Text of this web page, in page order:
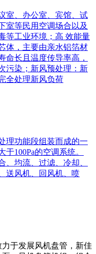
室、办公室、宾馆、试
室等民用空调场合以及
等工业环境；高 效能量
体，主要由亲水铝箔材
命长且温度传导率高，
污染；新风预处理：新
全处理新风负荷
理功能段组装而成的一
100Pa的空调系统。
、均流、过滤、冷却、
送风机、回风机、喷
于发展风机盘管，新佳